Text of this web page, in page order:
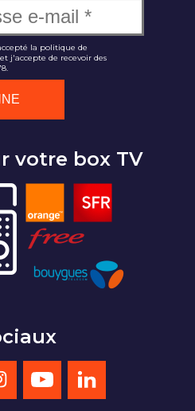
la politique de
j'accepte de recevoir des
votre box TV